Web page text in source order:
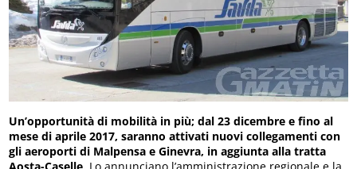
Un’opportunità di mobilità in più; dal 23 dicembre e fino al
mese di aprile 2017, saranno attivati nuovi collegamenti con
gli aeroporti di Malpensa e Ginevra, in aggiunta alla tratta
Aosta-Caselle. Lo annunciano l’amministrazione regionale e la